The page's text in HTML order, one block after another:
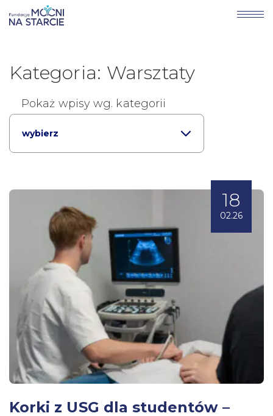
Kategoria: Warsztaty
Pokaż wpisy wg. kategorii
wybierz
18
02.26
Korki z USG dla studentów –